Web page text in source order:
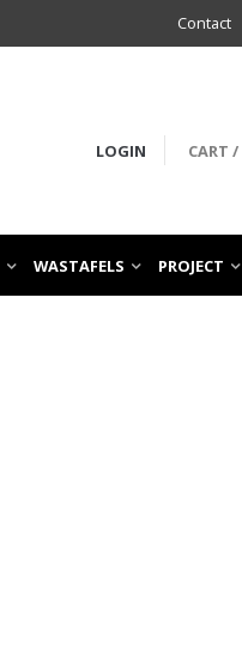
Contact
LOGIN CART /
WASTAFELS PROJECT